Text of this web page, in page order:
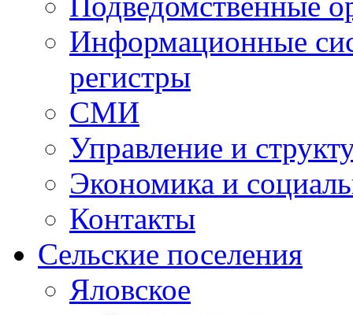
Информационные
регистры
СМИ
Управление и
Экономика и
Контакты
Сельские поселения
Яловское